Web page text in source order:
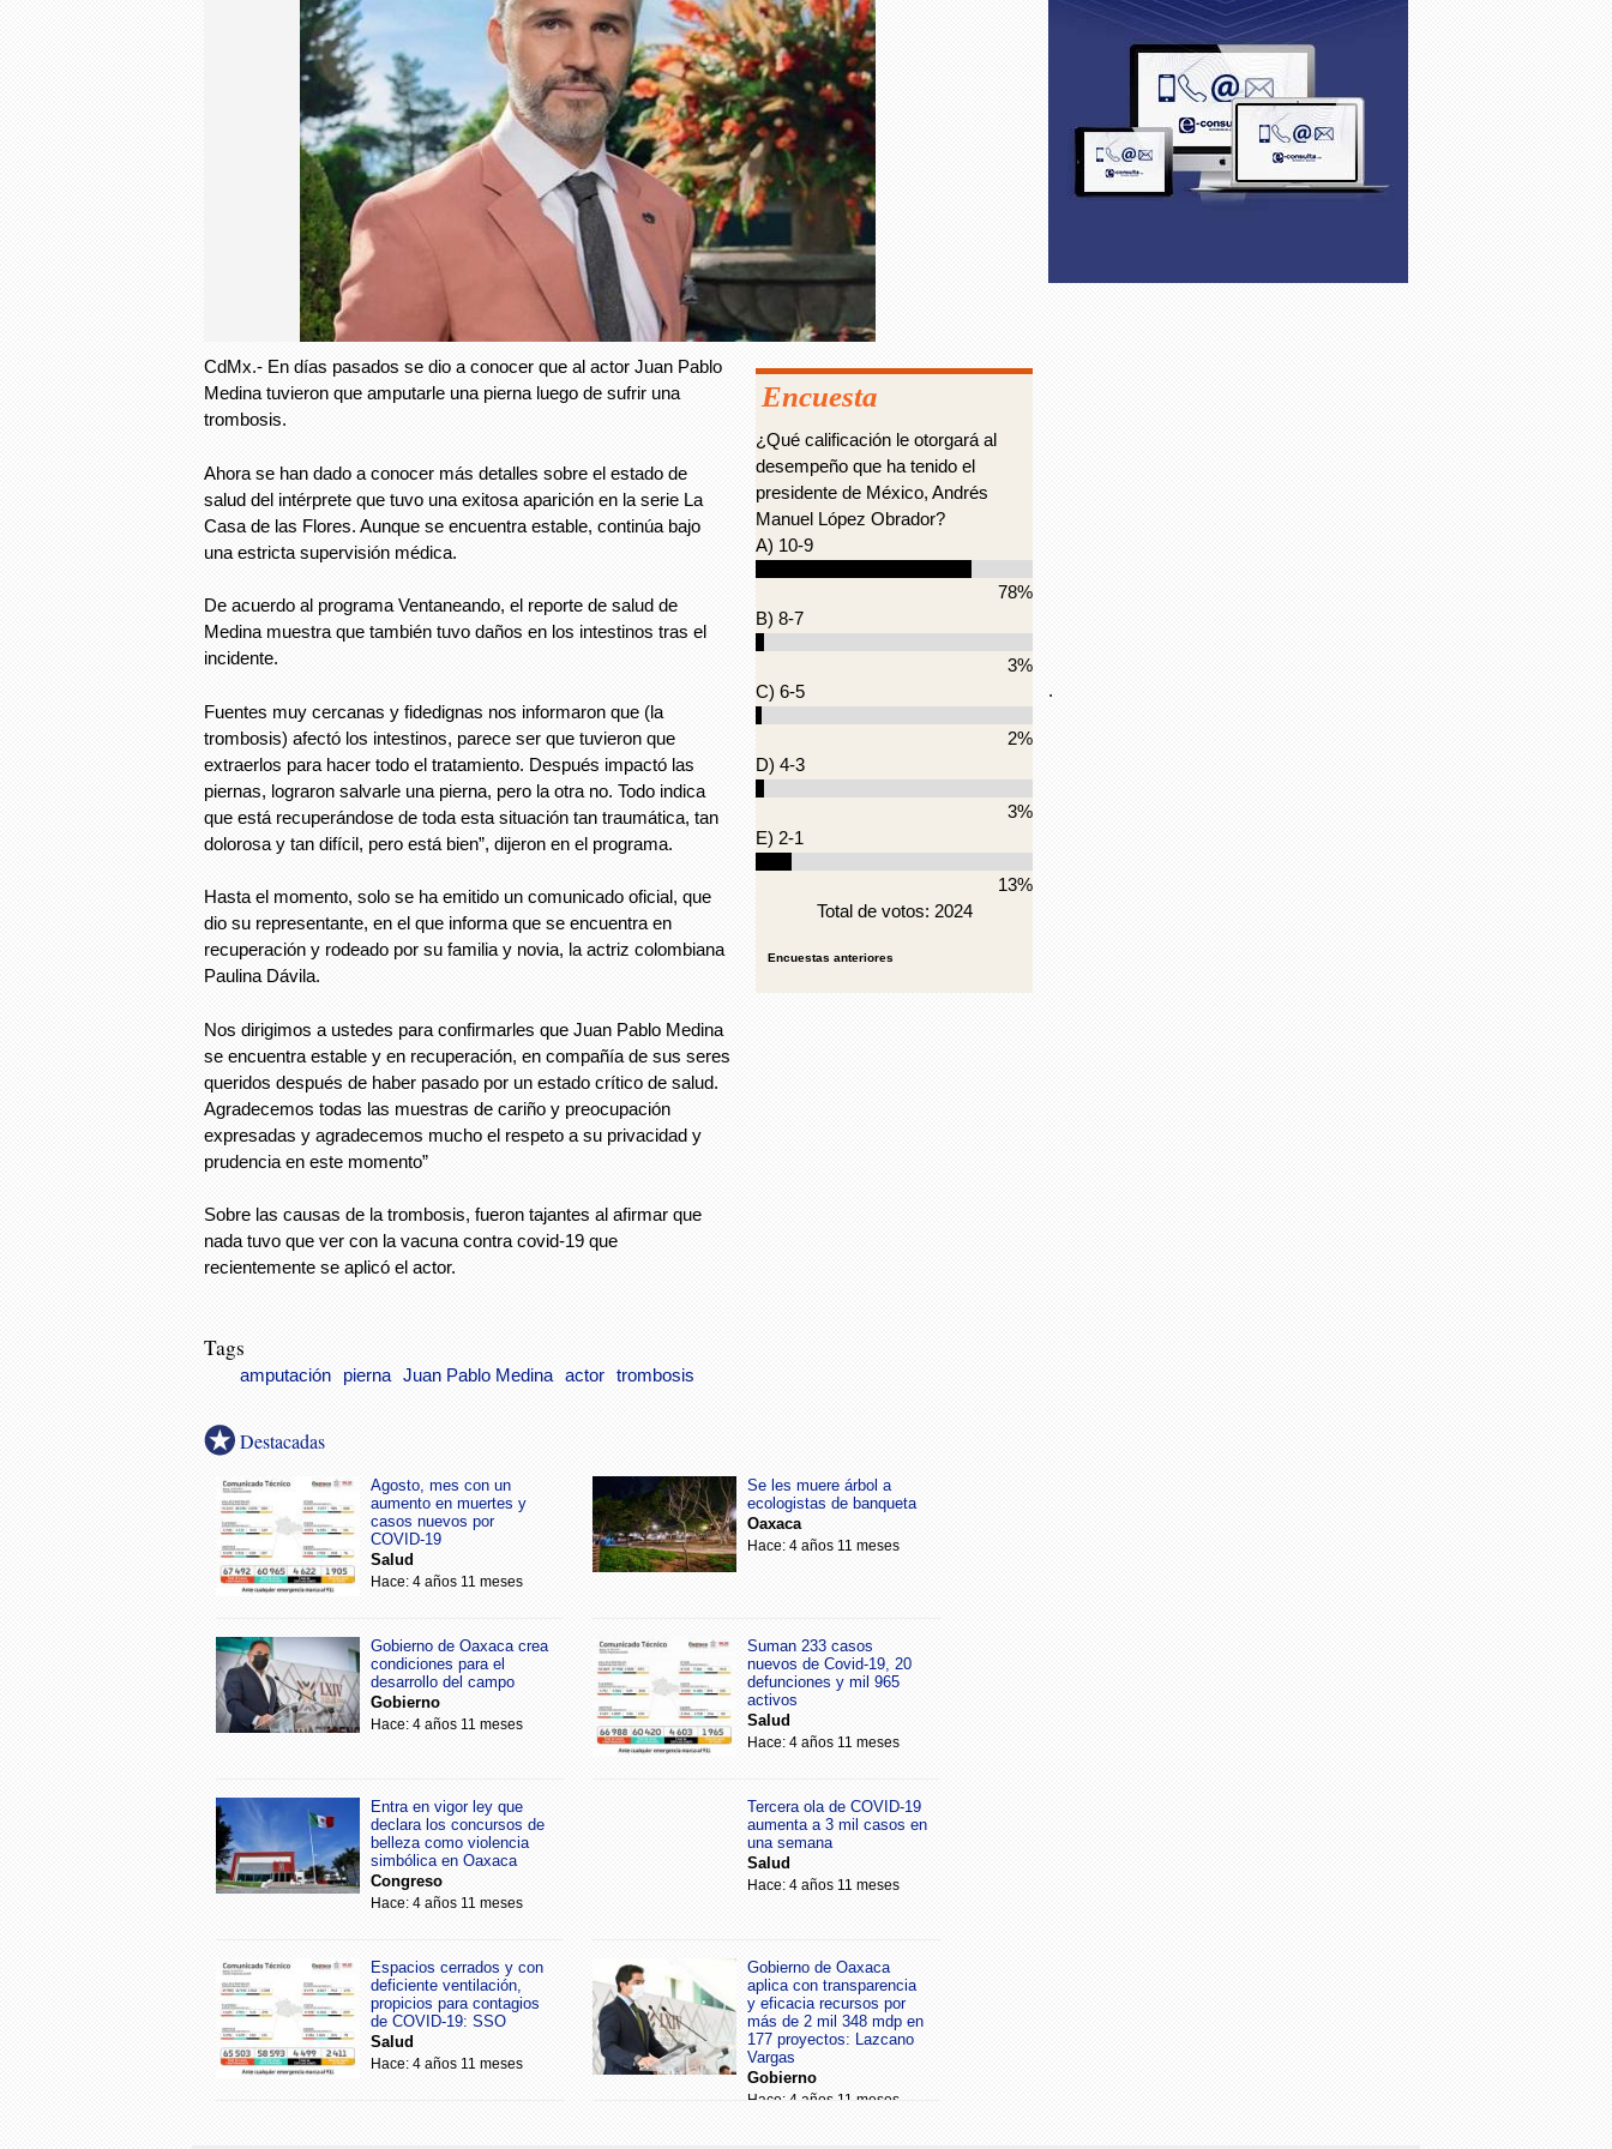
CdMx.- En días pasados se dio a conocer que al actor Juan Pablo
Medina tuvieron que amputarle una pierna luego de sufrir una
trombosis.
Ahora se han dado a conocer más detalles sobre el estado de
salud del intérprete que tuvo una exitosa aparición en la serie La
Casa de las Flores. Aunque se encuentra estable, continúa bajo
una estricta supervisión médica.
De acuerdo al programa Ventaneando, el reporte de salud de
Medina muestra que también tuvo daños en los intestinos tras el
incidente.
Fuentes muy cercanas y fidedignas nos informaron que (la
trombosis) afectó los intestinos, parece ser que tuvieron que
extraerlos para hacer todo el tratamiento. Después impactó las
piernas, lograron salvarle una pierna, pero la otra no. Todo indica
que está recuperándose de toda esta situación tan traumática, tan
dolorosa y tan difícil, pero está bien”, dijeron en el programa.
Hasta el momento, solo se ha emitido un comunicado oficial, que
dio su representante, en el que informa que se encuentra en
recuperación y rodeado por su familia y novia, la actriz colombiana
Paulina Dávila.
Nos dirigimos a ustedes para confirmarles que Juan Pablo Medina
se encuentra estable y en recuperación, en compañía de sus seres
queridos después de haber pasado por un estado crítico de salud.
Agradecemos todas las muestras de cariño y preocupación
expresadas y agradecemos mucho el respeto a su privacidad y
prudencia en este momento”
Sobre las causas de la trombosis, fueron tajantes al afirmar que
nada tuvo que ver con la vacuna contra covid-19 que
recientemente se aplicó el actor.
Encuesta
¿Qué calificación le otorgará al
desempeño que ha tenido el
presidente de México, Andrés
Manuel López Obrador?
A) 10-9
78%
B) 8-7
3%
C) 6-5
2%
D) 4-3
3%
E) 2-1
13%
Total de votos: 2024
Encuestas anteriores
Tags
amputación pierna Juan Pablo Medina actor trombosis
Destacadas
Agosto, mes con un
aumento en muertes y
casos nuevos por
COVID-19
Salud
Hace: 4 años 11 meses
Se les muere árbol a
ecologistas de banqueta
Oaxaca
Hace: 4 años 11 meses
Gobierno de Oaxaca crea
condiciones para el
desarrollo del campo
Gobierno
Hace: 4 años 11 meses
Suman 233 casos
nuevos de Covid-19, 20
defunciones y mil 965
activos
Salud
Hace: 4 años 11 meses
Entra en vigor ley que
declara los concursos de
belleza como violencia
simbólica en Oaxaca
Congreso
Hace: 4 años 11 meses
Tercera ola de COVID-19
aumenta a 3 mil casos en
una semana
Salud
Hace: 4 años 11 meses
Espacios cerrados y con
deficiente ventilación,
propicios para contagios
de COVID-19: SSO
Salud
Hace: 4 años 11 meses
Gobierno de Oaxaca
aplica con transparencia
y eficacia recursos por
más de 2 mil 348 mdp en
177 proyectos: Lazcano
Vargas
Gobierno
Hace: 4 años 11 meses
.